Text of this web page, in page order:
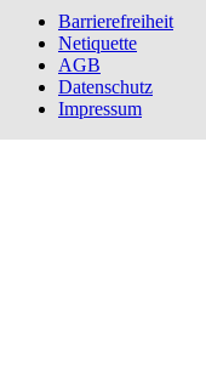
Barrierefreiheit
Netiquette
AGB
Datenschutz
Impressum